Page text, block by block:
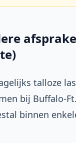
talloze
bij Buffalo-
binnen